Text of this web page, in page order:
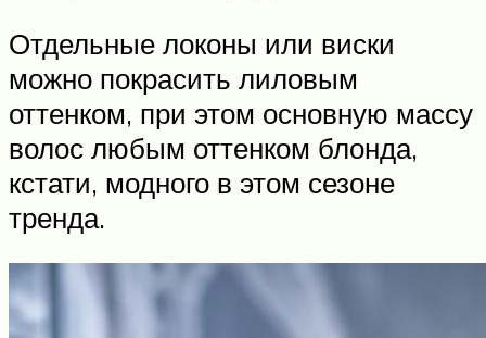
Отдельные локоны или виски
можно покрасить лиловым
оттенком, при этом основную массу
волос любым оттенком блонда,
кстати, модного в этом сезоне
тренда.